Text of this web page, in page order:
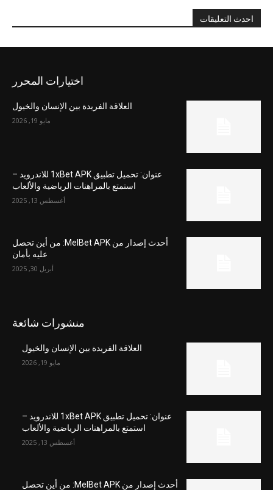
احدث التعليقات
اختيارات المحرر
العلاقة الفريدة بين الإنسان والخيول
مايو 19, 2026
عنوان: تحميل تطبيق 1xBet APK للاندرويد –
استمتع بالمراهنات الرياضية والألعاب
أغسطس 13, 2025
أحدث إصدار من MelBet APK: من أين تحصل
عليه بأمان
أبريل 30, 2025
منشورات شائعة
العلاقة الفريدة بين الإنسان والخيول
مايو 19, 2026
عنوان: تحميل تطبيق 1xBet APK للاندرويد –
استمتع بالمراهنات الرياضية والألعاب
أغسطس 13, 2025
أحدث إصدار من MelBet APK: من أين تحصل